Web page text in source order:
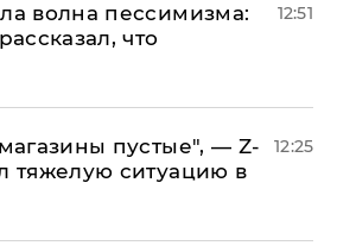
волна пессимизма:
что
12:51
пустые", — Z-
тяжелую ситуацию в
12:25